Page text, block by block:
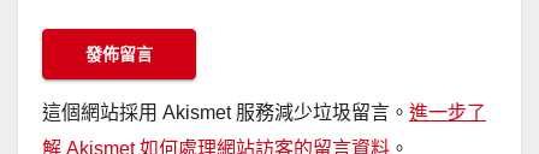
這個網站採用 Akismet 服務減少垃圾留言。 進一步了
解 Akismet 如何處理網站訪客的留言資料 。